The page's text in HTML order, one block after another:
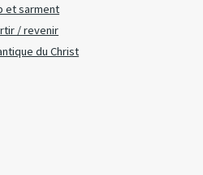
et sarment
/ revenir
du Christ